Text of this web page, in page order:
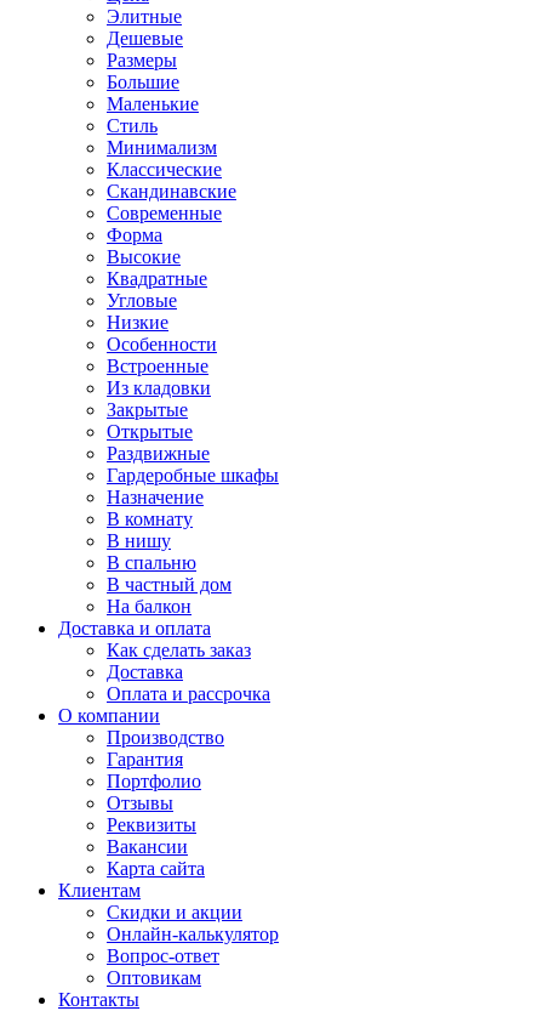
Элитные
Дешевые
Размеры
Большие
Маленькие
Стиль
Минимализм
Классические
Скандинавские
Современные
Форма
Высокие
Квадратные
Угловые
Низкие
Особенности
Встроенные
Из кладовки
Закрытые
Открытые
Раздвижные
Гардеробные шкафы
Назначение
В комнату
В нишу
В спальню
В частный дом
На балкон
Доставка и оплата
Как сделать заказ
Доставка
Оплата и рассрочка
О компании
Производство
Гарантия
Портфолио
Отзывы
Реквизиты
Вакансии
Карта сайта
Клиентам
Скидки и акции
Онлайн-калькулятор
Вопрос-ответ
Оптовикам
Контакты